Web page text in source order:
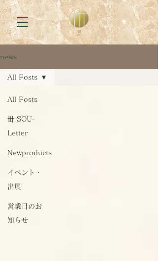
news
All Posts
丗 SOU-
Letter
Newproducts
イベント・
出展
営業日のお
知らせ
All Posts